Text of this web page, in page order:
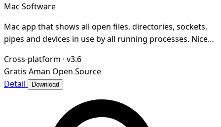
Mac Software
Mac app that shows all open files, directories, sockets,
pipes and devices in use by all running processes. Nice
Cross-platform · v3.6
Gratis Aman Open Source
Detail
Download